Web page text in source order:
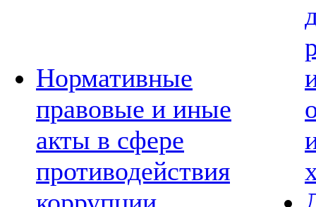
Нормативные
правовые и иные
акты в сфере
противодействия